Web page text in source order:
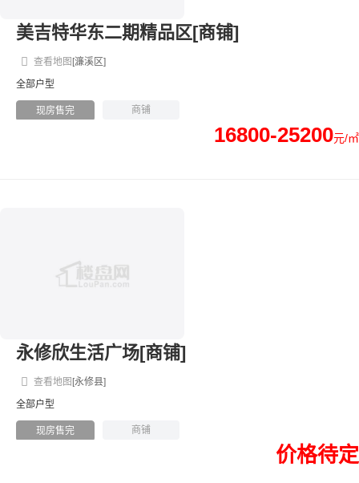
美吉特华东二期精品区[商铺]
[濂溪区]
查看地图
全部户型
现房售完 商铺
16800-25200元/㎡
永修欣生活广场[商铺]
[永修县]
查看地图
全部户型
现房售完 商铺
价格待定